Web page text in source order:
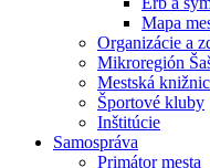
Mapa
Organizácie a
Mikroregión
Mestská
Športové kluby
Inštitúcie
Samospráva
Primátor mesta